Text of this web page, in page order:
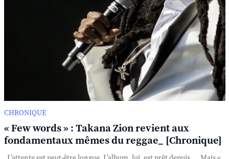
CHRONIQUE
« Few words » : Takana Zion revient aux
fondamentaux mêmes du reggae_ [Chronique]